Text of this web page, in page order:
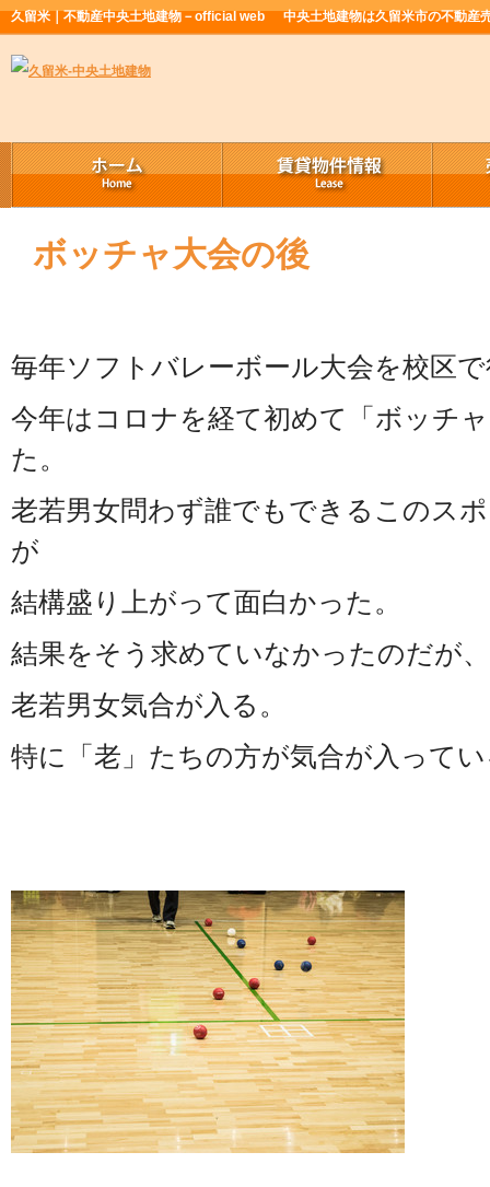
久留米｜不動産中央土地建物－official web 中央土地建物は久留米市の不動産
ボッチャ大会の後
毎年ソフトバレーボール大会を校区
今年はコロナを経て初めて「ボッチ
た。
老若男女問わず誰でもできるこのス
が
結構盛り上がって面白かった。
結果をそう求めていなかったのだが
老若男女気合が入る。
特に「老」たちの方が気合が入って